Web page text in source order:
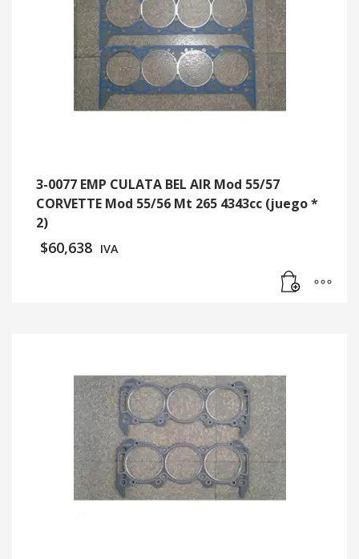
3-0077 EMP CULATA BEL AIR Mod 55/57
CORVETTE Mod 55/56 Mt 265 4343cc (juego *
2)
$60,638 IVA